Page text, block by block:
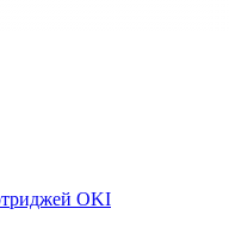
OKI